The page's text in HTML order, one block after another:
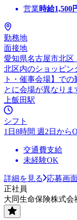
営業時給1,500
勤務地
面接地
愛知県名古屋市北
北区内のショッピン
ト・催事会場】で
とに会場が異なりま
上飯田駅
シフト
1日8時間 週2日から
交通費支給
未経験OK
詳細を見る
応募画
正社員
大同生命保険株式